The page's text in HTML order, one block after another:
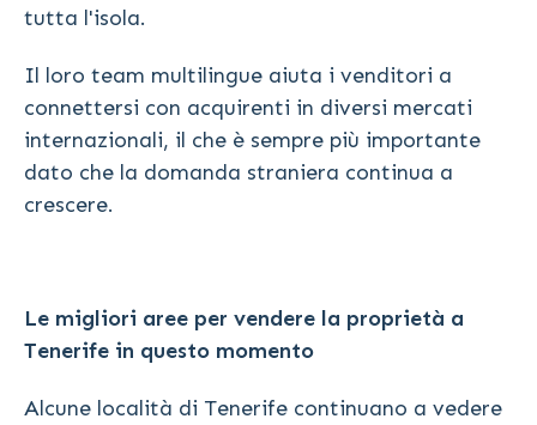
tutta l'isola.
Il loro team multilingue aiuta i venditori a
connettersi con acquirenti in diversi mercati
internazionali, il che è sempre più importante
dato che la domanda straniera continua a
crescere.
Le migliori aree per vendere la proprietà a
Tenerife in questo momento
Alcune località di Tenerife continuano a vedere